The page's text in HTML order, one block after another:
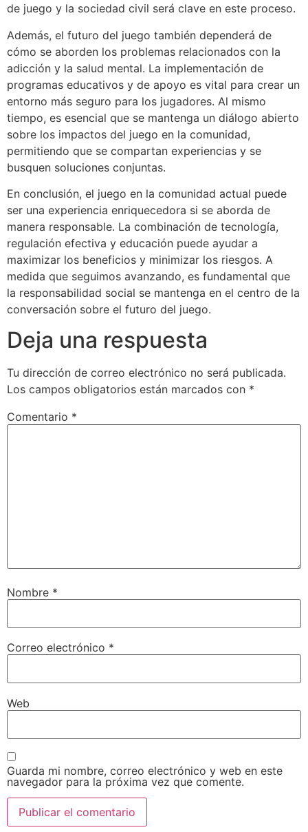
de juego y la sociedad civil será clave en este proceso.
Además, el futuro del juego también dependerá de
cómo se aborden los problemas relacionados con la
adicción y la salud mental. La implementación de
programas educativos y de apoyo es vital para crear un
entorno más seguro para los jugadores. Al mismo
tiempo, es esencial que se mantenga un diálogo abierto
sobre los impactos del juego en la comunidad,
permitiendo que se compartan experiencias y se
busquen soluciones conjuntas.
En conclusión, el juego en la comunidad actual puede
ser una experiencia enriquecedora si se aborda de
manera responsable. La combinación de tecnología,
regulación efectiva y educación puede ayudar a
maximizar los beneficios y minimizar los riesgos. A
medida que seguimos avanzando, es fundamental que
la responsabilidad social se mantenga en el centro de la
conversación sobre el futuro del juego.
Deja una respuesta
Tu dirección de correo electrónico no será publicada.
Los campos obligatorios están marcados con *
Comentario *
Nombre *
Correo electrónico *
Web
Guarda mi nombre, correo electrónico y web en este
navegador para la próxima vez que comente.